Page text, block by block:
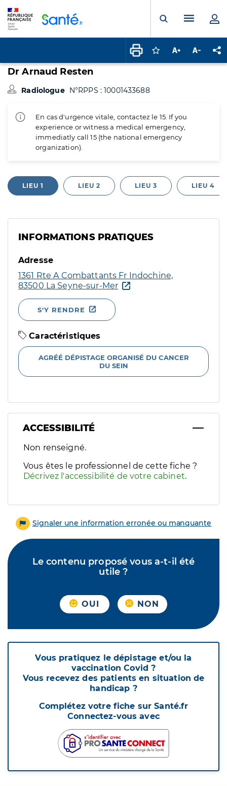
Ouvrir laMenu
Connectez-vous
Augmenter la
Dr Arnaud Resten
Radiologue N°RPPS : 10001433688
En cas d'urgence vitale, contactez le 15. If you
experience or witness a medical emergency,
immediatly call 15 (the national emergency
organization).
LIEU 1 LIEU 2 LIEU 3 LIEU 4
INFORMATIONS PRATIQUES
Adresse
1361 Rte A Combattants Fr Indochine,
83500 La Seyne-sur-Mer
S'Y RENDRE
Caractéristiques
AGRÉÉ DÉPISTAGE ORGANISÉ DU CANCER
DU SEIN
ACCESSIBILITÉ
Filtres
Sélectionnez un ou plusieurs handicaps/besoins
Non renseigné.
Vous êtes le professionnel de cette fiche ?
Décrivez l'accessibilité de votre cabinet.
Signaler une information erronée ou manquante
Le contenu proposé vous a-t-il été
utile ?
OUI NON
Vous pratiquez le dépistage et/ou la
vaccination Covid ?
Vous recevez des patients en situation de
handicap ?
Complétez votre fiche sur Santé.fr
Connectez-vous avec